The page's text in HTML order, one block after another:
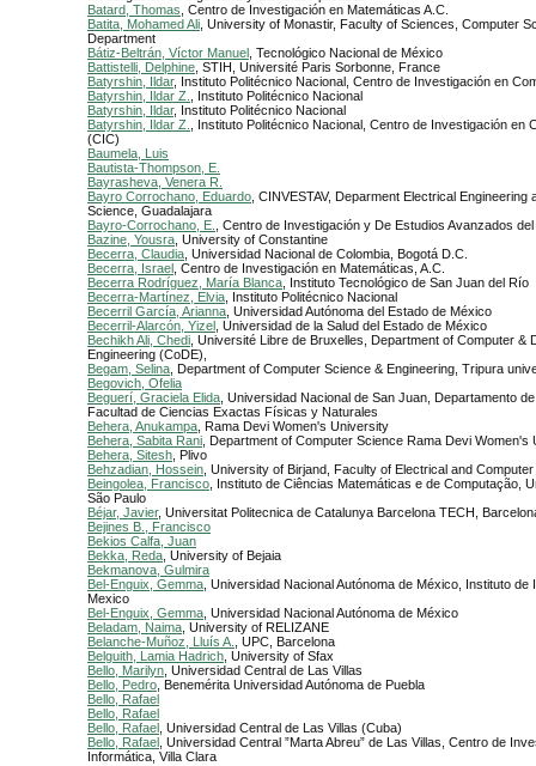
Batard, Thomas , Centro de Investigación en Matemáticas A.C.
Batita, Mohamed Ali , University of Monastir, Faculty of Sciences, Computer
Department
Bátiz-Beltrán, Víctor Manuel
, Tecnológico Nacional de México
Battistelli, Delphine , STIH, Université Paris Sorbonne, France
Batyrshin, Ildar, Instituto Politécnico Nacional, Centro de Investigación en
Batyrshin, Ildar Z.
, Instituto Politécnico Nacional
Batyrshin, Ildar, Instituto Politécnico Nacional
Batyrshin, Ildar Z.
, Instituto Politécnico Nacional, Centro de Investigación en
(CIC)
Baumela, Luis
Bautista-Thompson, E.
Bayrasheva, Venera R.
Bayro Corrochano, Eduardo , CINVESTAV, Deparment Electrical Engineering
Science, Guadalajara
Bayro-Corrochano, E.
, Centro de Investigación y De Estudios Avanzados
Bazine, Yousra , University of Constantine
Becerra, Claudia , Universidad Nacional de Colombia, Bogotá D.C.
Becerra, Israel
, Centro de Investigación en Matemáticas, A.C.
Becerra Rodríguez, María Blanca , Instituto Tecnológico de San Juan del Río
Becerra-Martínez, Elvia , Instituto Politécnico Nacional
Becerril García, Arianna , Universidad Autónoma del Estado de México
Becerril-Alarcón, Yizel
, Universidad de la Salud del Estado de México
Bechikh Ali, Chedi , Université Libre de Bruxelles, Department of Computer &
Engineering (CoDE),
Begam, Selina , Department of Computer Science & Engineering, Tripura
Begovich, Ofelia
Beguerí, Graciela Elida , Universidad Nacional de San Juan, Departamento
Facultad de Ciencias Exactas Físicas y Naturales
Behera, Anukampa , Rama Devi Women's University
Behera, Sabita Rani , Department of Computer Science Rama Devi Women's
Behera, Sitesh , Plivo
Behzadian, Hossein , University of Birjand, Faculty of Electrical and
Beingolea, Francisco , Instituto de Ciências Matemáticas e de Computação,
São Paulo
Béjar, Javier, Universitat Politecnica de Catalunya Barcelona TECH,
Bejines B., Francisco
Bekios Calfa, Juan
Bekka, Reda , University of Bejaia
Bekmanova, Gulmira
Bel-Enguix, Gemma , Universidad Nacional Autónoma de México, Instituto de
Mexico
Bel-Enguix, Gemma , Universidad Nacional Autónoma de México
Beladam, Naima , University of RELIZANE
Belanche-Muñoz, Lluís A.
, UPC, Barcelona
Belguith, Lamia Hadrich , University of Sfax
Bello, Marilyn , Universidad Central de Las Villas
Bello, Pedro , Benemérita Universidad Autónoma de Puebla
Bello, Rafael
Bello, Rafael
Bello, Rafael
, Universidad Central de Las Villas (Cuba)
Bello, Rafael
, Universidad Central ”Marta Abreu” de Las Villas, Centro de
Informática, Villa Clara